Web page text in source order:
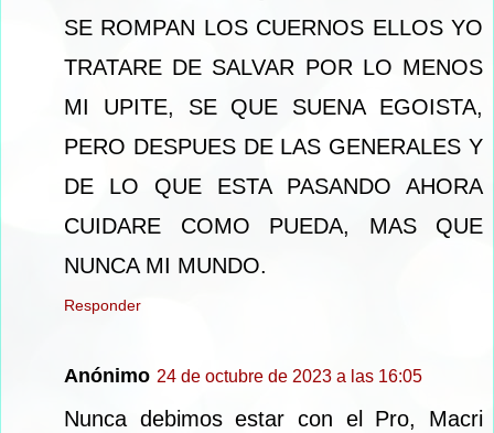
SE ROMPAN LOS CUERNOS ELLOS YO
TRATARE DE SALVAR POR LO MENOS
MI UPITE, SE QUE SUENA EGOISTA,
PERO DESPUES DE LAS GENERALES Y
DE LO QUE ESTA PASANDO AHORA
CUIDARE COMO PUEDA, MAS QUE
NUNCA MI MUNDO.
Responder
Anónimo 24 de octubre de 2023 a las 16:05
Nunca debimos estar con el Pro, Macri